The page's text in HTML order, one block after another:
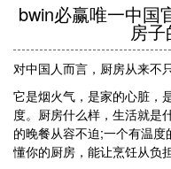
bwin必赢唯一中国
房子
对中国人而言，厨房从来不
它是烟火气，是家的心脏，
度。厨房什么样，生活就是
的晚餐从容不迫;一个有温
懂你的厨房，能让烹饪从负